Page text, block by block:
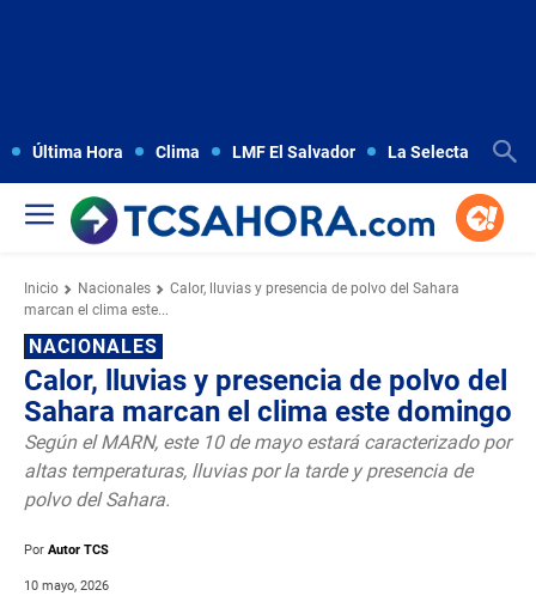
Última Hora Clima LMF El Salvador La Selecta
Inicio Nacionales
Calor, lluvias y presencia de polvo del Sahara
marcan el clima este...
NACIONALES
Calor, lluvias y presencia de polvo del
Sahara marcan el clima este domingo
Según el MARN, este 10 de mayo estará caracterizado por
altas temperaturas, lluvias por la tarde y presencia de
polvo del Sahara.
Por Autor TCS
10 mayo, 2026